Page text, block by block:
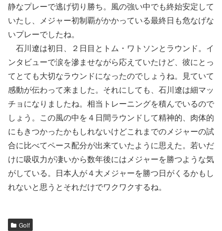
静なプレーで逃げ切り勝ち。風の強い中でも終始安定して
いたし、メジャー初制覇がかかっている最終日も危なげな
いプレーでしたね。
石川遼は初日、２日目とトム・ワトソンとラウンド。イ
ンタビューで涙を滲ませながら応えていたけど、彼にとっ
てとても大切なラウンドになったのでしょうね。見ていて
感動が伝わって来ました。それにしても、石川遼は細マッ
チョになりましたね。相当トレーニングを積んでいるので
しょう。この風の中を４日間ラウンドして精神的、肉体的
にもきつかったかもしれないけどこれまでのメジャーの試
合に比べてペース配分が出来ていたように思えた。若いだ
けに吸収力が凄いから数年後にはメジャーを勝つような気
がしている。日本人が４大メジャーを勝つ日がくるかもし
れないと思うとそれだけでワクワクするね。
Golf